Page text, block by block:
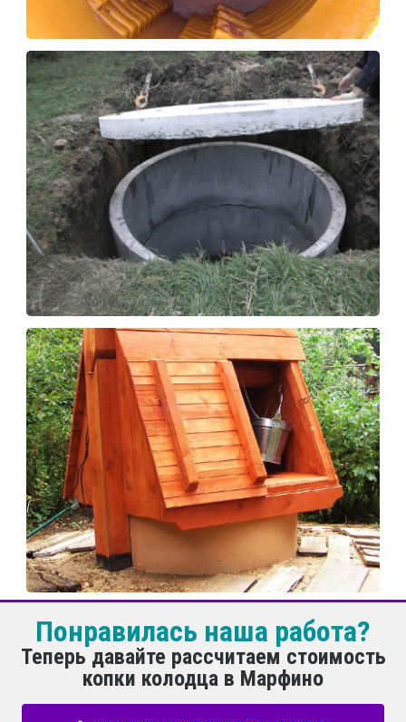
Понравилась наша работа?
Теперь давайте рассчитаем стоимость
копки колодца в Марфино